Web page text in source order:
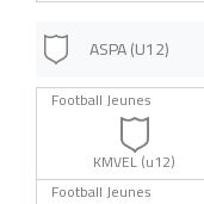
ASPA (U12)
Football Jeunes
KMVEL (u12)
Football Jeunes